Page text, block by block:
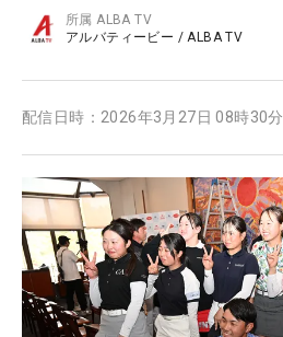
所属ALBA TV
アルバティービー /ALBA TV
配信日時： 2026年3月27日 08時30分